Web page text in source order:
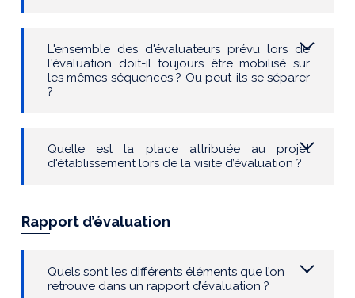
L'ensemble des d'évaluateurs prévu lors de
l'évaluation doit-il toujours être mobilisé sur
les mêmes séquences ? Ou peut-ils se séparer
?
Quelle est la place attribuée au projet
d'établissementlors de la visite d’évaluation ?
Rapport d’évaluation
Quels sont les différents éléments que l’on
retrouve dans un rapport d’évaluation ?